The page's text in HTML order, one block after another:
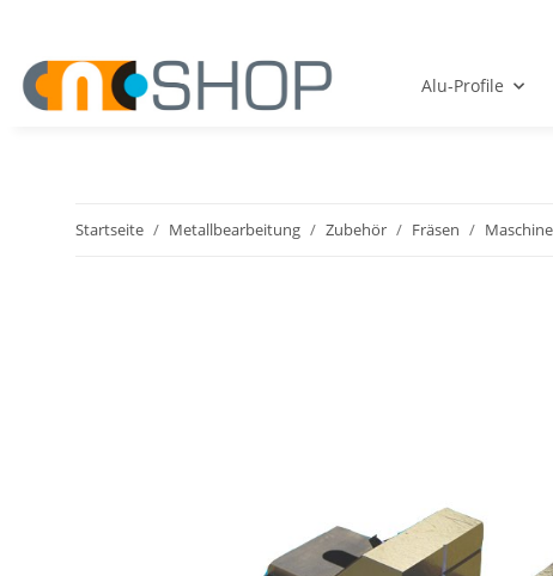
Alu-Profile
Startseite Metallbearbeitung Zubehör Fräsen